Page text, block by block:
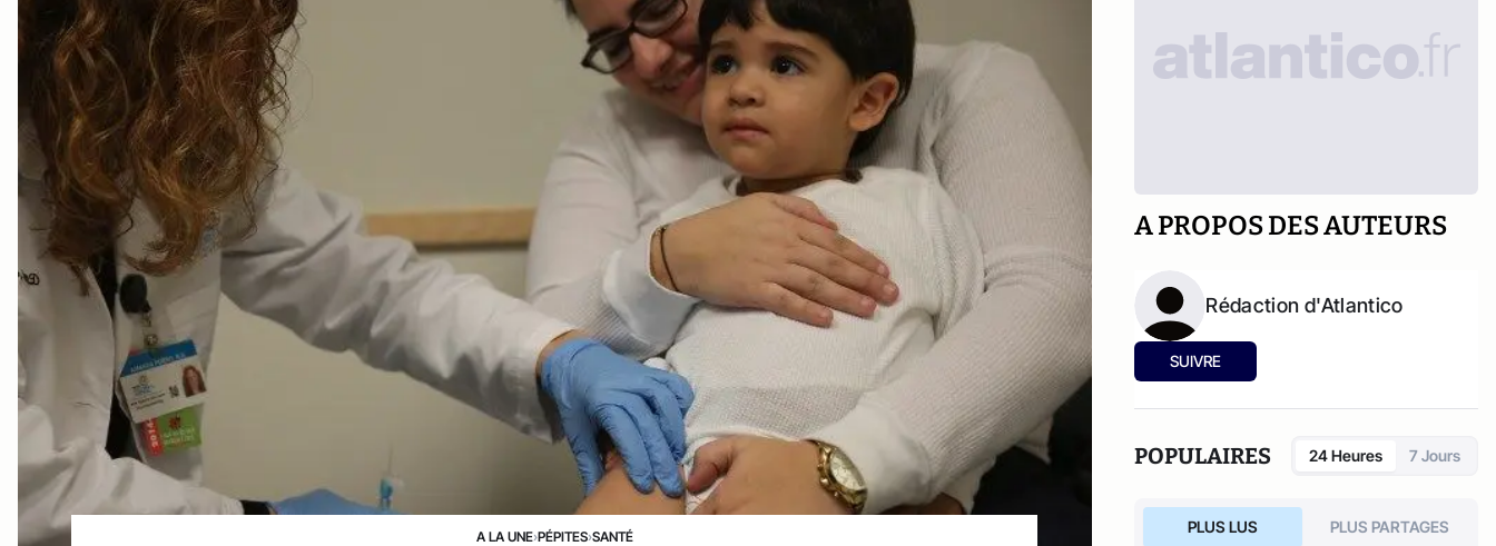
A LA UNE›PÉPITES›SANTÉ
A PROPOS DES AUTEURS
Rédaction d'Atlantico
SUIVRE
POPULAIRES 24 Heures 7 Jours
PLUS LUS PLUS PARTAGES